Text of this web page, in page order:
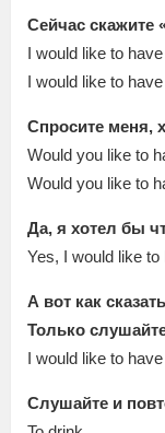
Сейчас скажите
I would like to
I would like to
Спросите меня,
Would you like to
Would you like to
Да, я хотел бы
Yes, I would like
А вот как
Только
I would like to
Слушайте и